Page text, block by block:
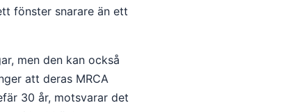
fönster snarare än ett
men den kan också
att deras MRCA
30 år, motsvarar det